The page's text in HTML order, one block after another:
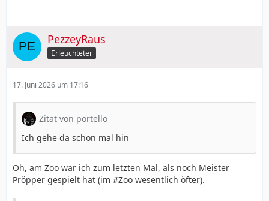
PezzeyRaus
Erleuchteter
17. Juni 2026 um 17:16
Zitat von portello
Ich gehe da schon mal hin
Oh, am Zoo war ich zum letzten Mal, als noch Meister
Pröpper gespielt hat (im #Zoo wesentlich öfter).